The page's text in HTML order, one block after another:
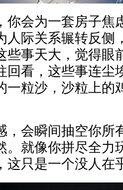
你会为一套房子焦
人际关系辗转反侧
些事天大，觉得眼
回看，这些事连尘
一粒沙，沙粒上的
，会瞬间抽空你所
。就像你拼尽全力
这只是一个没人在